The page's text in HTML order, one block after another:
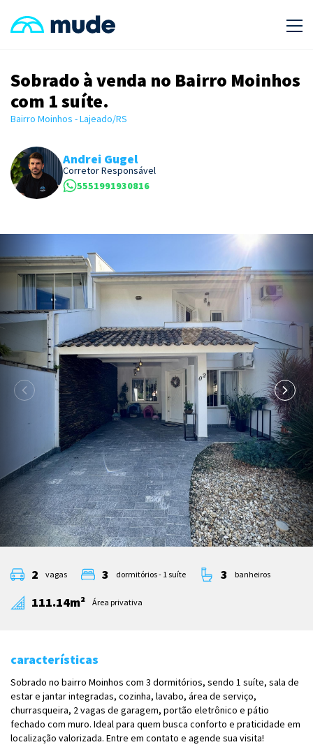
Sobrado à venda no Bairro Moinhos
com 1 suíte.
Bairro Moinhos - Lajeado/RS
Andrei Gugel
Corretor Responsável
5551991930816
2 vagas 3 dormitórios - 1 suíte 3 banheiros
111.14m² Área privativa
características
Sobrado no bairro Moinhos com 3 dormitórios, sendo 1 suíte, sala de
estar e jantar integradas, cozinha, lavabo, área de serviço,
churrasqueira, 2 vagas de garagem, portão eletrônico e pátio
fechado com muro. Ideal para quem busca conforto e praticidade em
localização valorizada. Entre em contato e agende sua visita!